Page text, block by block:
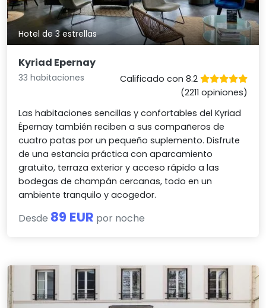
Hotel de 3 estrellas
Kyriad Epernay
33 habitaciones
Calificado con 8.2
(2211 opiniones)
Las habitaciones sencillas y confortables del Kyriad
Épernay también reciben a sus compañeros de
cuatro patas por un pequeño suplemento. Disfrute
de una estancia práctica con aparcamiento
gratuito, terraza exterior y acceso rápido a las
bodegas de champán cercanas, todo en un
ambiente tranquilo y acogedor.
Desde 89 EUR por noche